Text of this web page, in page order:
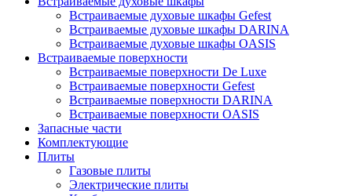
Встраиваемые духовые шкафы Gefest
Встраиваемые духовые шкафы DARINA
Встраиваемые духовые шкафы OASIS
Встраиваемые поверхности
Встраиваемые поверхности De Luxe
Встраиваемые поверхности Gefest
Встраиваемые поверхности DARINA
Встраиваемые поверхности OASIS
Запасные части
Комплектующие
Плиты
Газовые плиты
Электрические плиты